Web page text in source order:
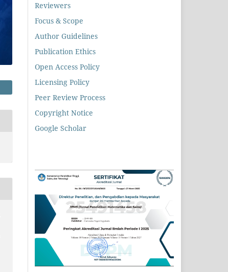
Reviewers
Focus & Scope
Author Guidelines
Publication Ethics
Open Access Policy
Licensing Policy
Peer Review Process
Copyright Notice
Google Scholar